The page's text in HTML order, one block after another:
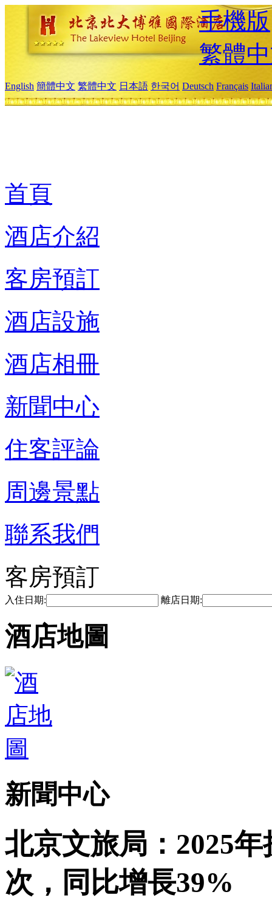
手機版
繁體
English 簡體中文 繁體中文 日本語 한국어 Deutsch Français
首頁
酒店介紹
客房預訂
酒店設施
酒店相冊
新聞中心
住客評論
周邊景點
聯系我們
客房預訂
入住日期: 離店日期:
酒店地圖
新聞中心
北京文旅局：2025
次，同比增長39%